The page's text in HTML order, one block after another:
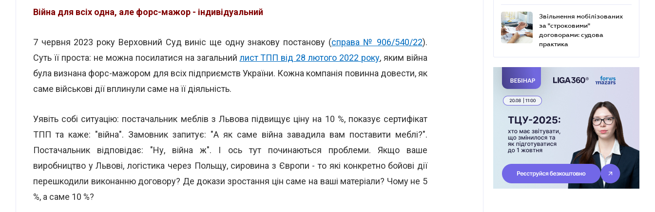
Війна для всіх одна, але форс-мажор - індивідуальний
7 червня 2023 року Верховний Суд виніс ще одну знакову постанову (справа № 906/540/22).
Суть її проста: не можна посилатися на загальний лист ТПП від 28 лютого 2022 року, яким війна
була визнана форс-мажором для всіх підприємств України. Кожна компанія повинна довести, як
саме військові дії вплинули саме на її діяльність.
Уявіть собі ситуацію: постачальник меблів з Львова підвищує ціну на 10 %, показує сертифікат
ТПП та каже: "війна". Замовник запитує: "А як саме війна завадила вам поставити меблі?".
Постачальник відповідає: "Ну, війна ж". І ось тут починаються проблеми. Якщо ваше
виробництво у Львові, логістика через Польщу, сировина з Європи - то які конкретно бойові дії
перешкодили виконанню договору? Де докази зростання цін саме на ваші матеріали? Чому не 5
%, а саме 10 %?
Звільнення мобілізованих
за "строковими"
договорами: судова
практика